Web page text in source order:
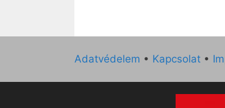
Adatvédelem • Kapcsolat •